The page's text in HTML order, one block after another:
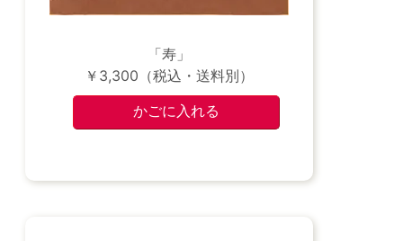
「寿」
￥3,300（税込・送料別）